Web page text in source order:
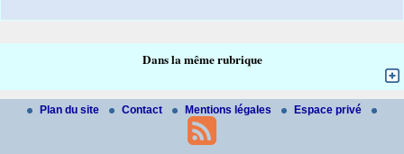
Dans la même rubrique
Plan du site Contact Mentions légales Espace privé